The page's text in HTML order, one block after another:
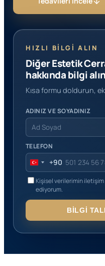
HIZLI BILGI ALIN
Diğer Estetik
hakkında bilgi alın
Kısa formu doldurun,
ADINIZ VE SOYADINIZ
TELEFON
Turkey
+90
+90
Kişisel verilerimin
ediyorum.
BILGI